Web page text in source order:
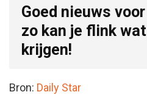
Goed nieuws
zo kan je flink
krijgen!
Bron: Daily Star